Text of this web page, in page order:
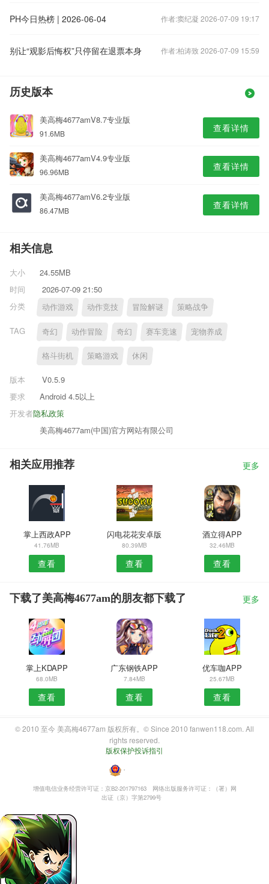
PH今日热榜 | 2026-06-04 作者:窦纪凝 2026-07-09 19:17
别让“观影后悔权”只停留在退票本身 作者:柏涛致 2026-07-09 15:59
历史版本
美高梅4677amV8.7专业版
91.6MB 查看详情
美高梅4677amV4.9专业版
96.96MB 查看详情
美高梅4677amV6.2专业版
86.47MB 查看详情
相关信息
大小
24.55MB
时间
2026-07-09 21:50
分类
动作游戏 动作竞技 冒险解谜 策略战争
TAG 奇幻 动作冒险 奇幻 赛车竞速 宠物养成
格斗街机 策略游戏 休闲
版本
V0.5.9
要求
Android 4.5以上
隐私政策
开发者
美高梅4677am(中国)官方网站有限公司
相关应用推荐 更多
掌上西政APP
41.76MB
查看
闪电花花安卓版
80.39MB
查看
酒立得APP
32.46MB
查看
下载了美高梅4677am的朋友都下载了 更多
掌上KDAPP
68.0MB
查看
广东钢铁APP
7.84MB
查看
优车咖APP
25.67MB
查看
© 2010 至今 美高梅4677am 版权所有。© Since 2010 fanwen118.com. All
rights reserved.
版权保护投诉指引
・
增值电信业务经营许可证：京B2-201797163
网络出版服务许可证：（署）网
出证（京）字第2799号